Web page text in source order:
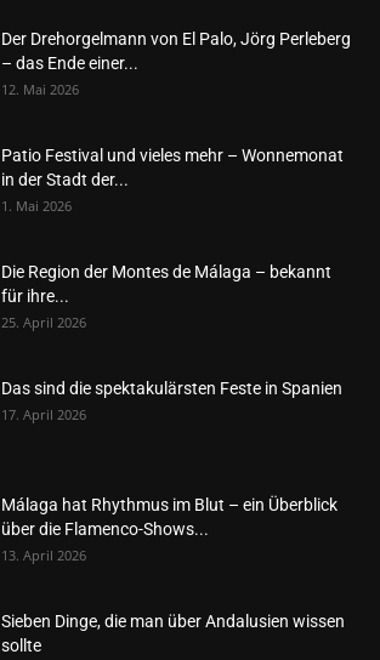
Der Drehorgelmann von El Palo, Jörg Perleberg
– das Ende einer...
12. Mai 2026
Patio Festival und vieles mehr – Wonnemonat
in der Stadt der...
1. Mai 2026
Die Region der Montes de Málaga – bekannt
für ihre...
25. April 2026
Das sind die spektakulärsten Feste in Spanien
17. April 2026
Málaga hat Rhythmus im Blut – ein Überblick
über die Flamenco-Shows...
13. April 2026
Sieben Dinge, die man über Andalusien wissen
sollte